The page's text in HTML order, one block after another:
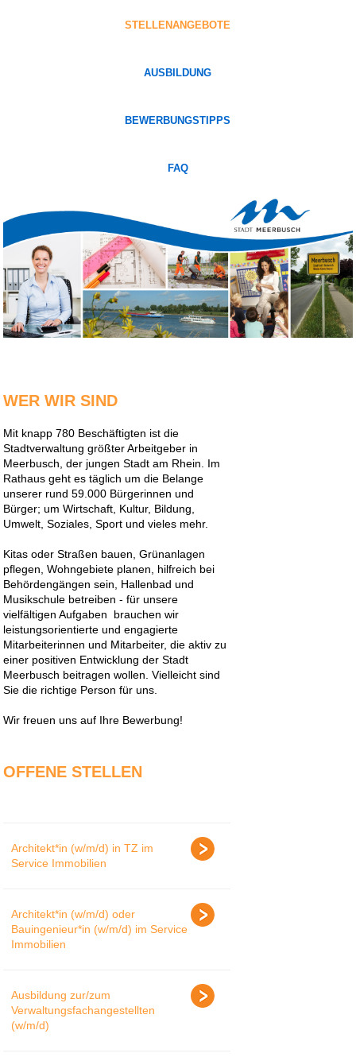
STELLENANGEBOTE
AUSBILDUNG
BEWERBUNGSTIPPS
FAQ
WER WIR SIND
Mit knapp 780 Beschäftigten ist die
Stadtverwaltung größter Arbeitgeber in
Meerbusch, der jungen Stadt am Rhein. Im
Rathaus geht es täglich um die Belange
unserer rund 59.000 Bürgerinnen und
Bürger; um Wirtschaft, Kultur, Bildung,
Umwelt, Soziales, Sport und vieles mehr.
Kitas oder Straßen bauen, Grünanlagen
pflegen, Wohngebiete planen, hilfreich bei
Behördengängen sein, Hallenbad und
Musikschule betreiben - für unsere
vielfältigen Aufgaben brauchen wir
leistungsorientierte und engagierte
Mitarbeiterinnen und Mitarbeiter, die aktiv zu
einer positiven Entwicklung der Stadt
Meerbusch beitragen wollen. Vielleicht sind
Sie die richtige Person für uns.
Wir freuen uns auf Ihre Bewerbung!
OFFENE STELLEN
Architekt*in (w/m/d) in TZ im
Service Immobilien
Architekt*in (w/m/d) oder
Bauingenieur*in (w/m/d) im Service
Immobilien
Ausbildung zur/zum
Verwaltungsfachangestellten
(w/m/d)